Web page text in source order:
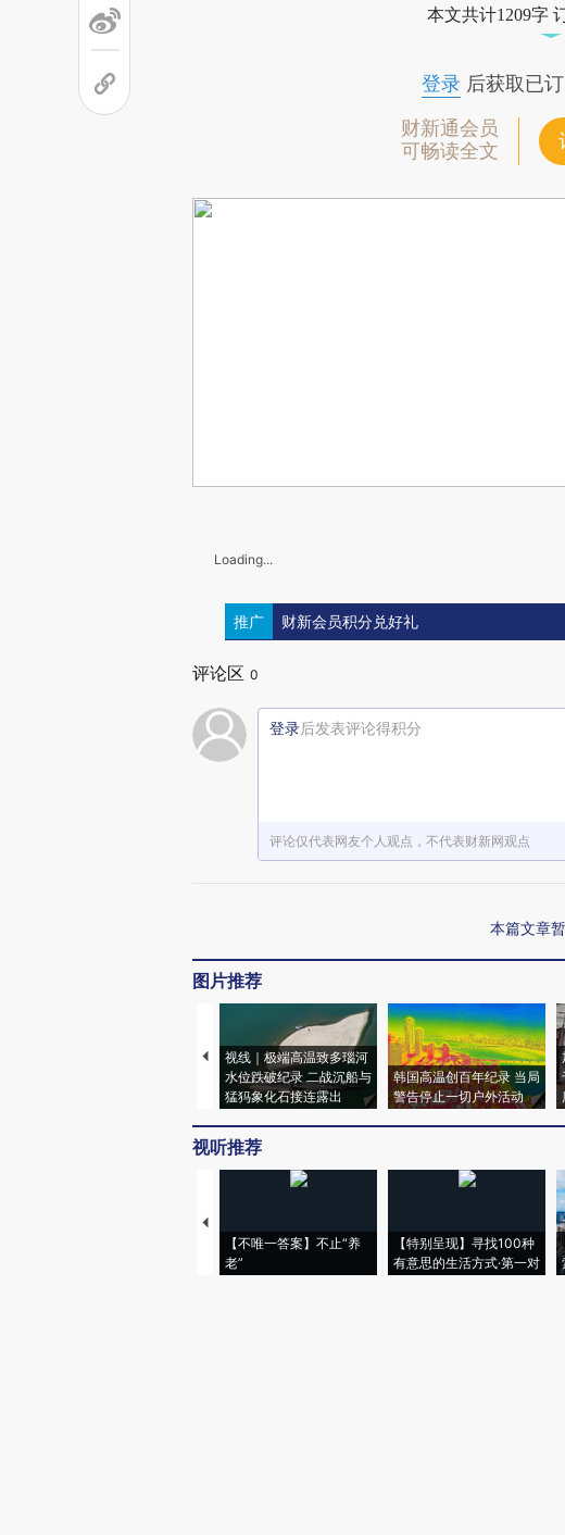
本文共计1209字
登录后获取已
财新通会员
可畅读全文
Loading...
推广 财新会员积分兑好礼
评论区 0
登录后发表评论得积分
评论仅代表网友个人观点，不代表财新网观点
本篇文章
图片推荐
视线｜极端高温致多瑙河
水位跌破纪录 二战沉船与
猛犸象化石接连露出
韩国高温创百年纪录 当局
警告停止一切户外活动
视听推荐
【不唯一答案】不止“养
老”
【特别呈现】寻找100种
有意思的生活方式·第一对